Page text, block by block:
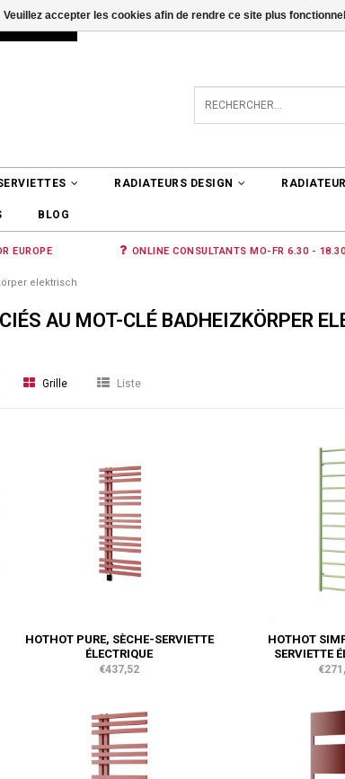
SE CONNECTER 0 ARTICLES €0,00
RADIATEURS DESIGN
BLOG
EUROPE ONLINE CONSULTANTS MO-FR 6.30 - 18.30
elektrisch
AU MOT-CLÉ BADHEIZKÖRPER
Grille Liste
HOTHOT PURE, SÈCHE-SERVIETTE
ÉLECTRIQUE
€437,52
HOTHOT
SERVIETTE
Veuillez accepter les cookies afin de rendre ce site plus